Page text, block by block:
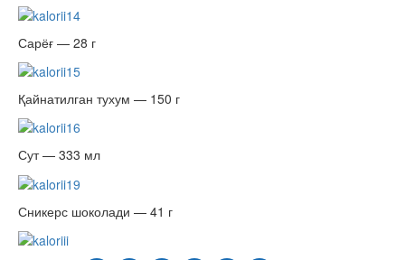
Сарёғ — 28 г
Қайнатилган тухум — 150 г
Сут — 333 мл
Сникерс шоколади — 41 г